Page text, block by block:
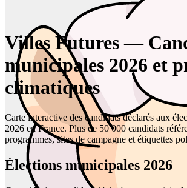
Villes Futures —
municipales 2026 et
climatiques
Carte interactive des candidats déclarés aux
2026 en France. Plus de 50 000 candidats
programmes, sites de campagne et étiquettes
Élections municipales 2026